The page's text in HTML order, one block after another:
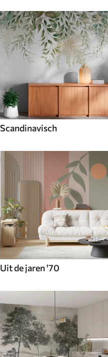
Scandinavisch
Uit de jaren '70